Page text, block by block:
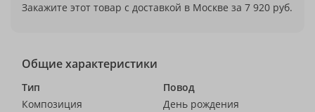
Закажите этот товар с доставкой в Москве за 7 920 руб.
Общие характеристики
Тип
Композиция
Повод
День рождения